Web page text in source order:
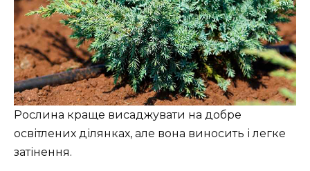
Рослина краще висаджувати на добре
освітлених ділянках, але вона виносить і легке
затінення.